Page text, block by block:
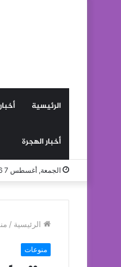
الرئيسية
أخبار الهجرة
الجمعة, أغسطس 7 2026
الرئيسية /
منوعات